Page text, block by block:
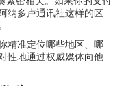
纳多卢通讯社这样的区
精准定位哪些地区、哪
性地通过权威媒体向他